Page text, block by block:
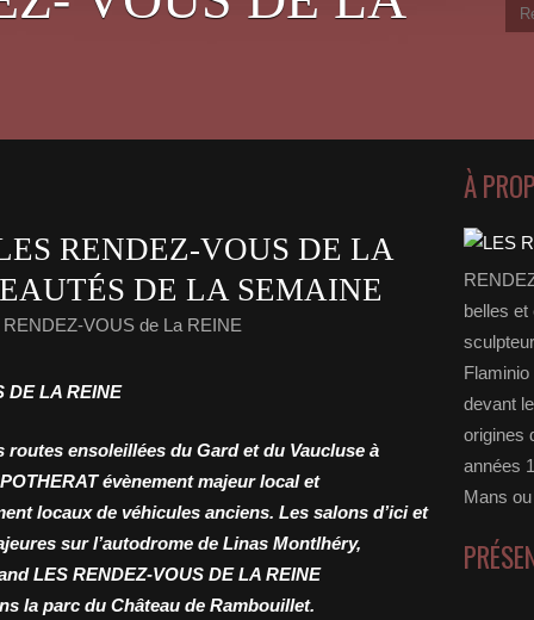
RENDEZ-VOUS DE LA
DE LA SEMAINE
VOUS de La REINE
DE LA REINE
routes ensoleillées du Gard et du Vaucluse à
évènement majeur local et
locaux de véhicules anciens. Les salons d’ici et
sur l’autodrome de Linas Montlhéry,
LES RENDEZ-VOUS DE LA REINE
la parc du Château de Rambouillet.
À
belles
devant
origines
années
Mans